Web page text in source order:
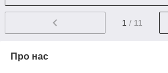
1 / 11
Про нас